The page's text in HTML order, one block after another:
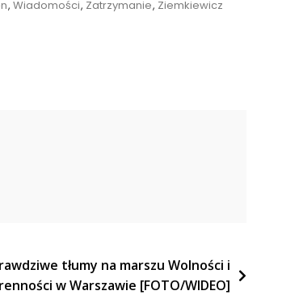
, Wiadomości, Zatrzymanie, Ziemkiewicz
tłumy na marszu Wolności i
w Warszawie [FOTO/WIDEO]